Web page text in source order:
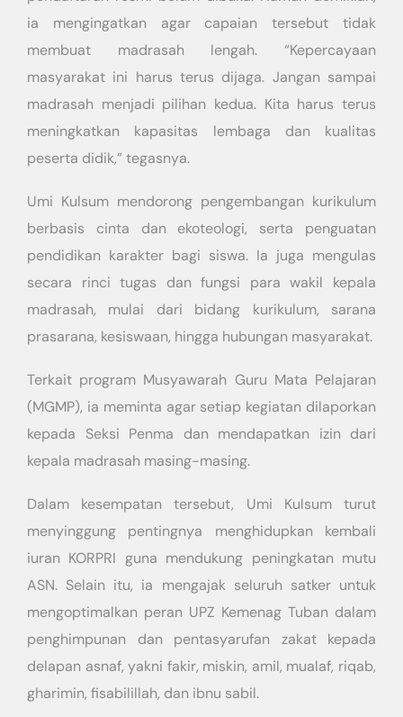
ia mengingatkan agar capaian tersebut tidak
membuat madrasah lengah. “Kepercayaan
masyarakat ini harus terus dijaga. Jangan sampai
madrasah menjadi pilihan kedua. Kita harus terus
meningkatkan kapasitas lembaga dan kualitas
peserta didik,” tegasnya.
Umi Kulsum mendorong pengembangan kurikulum
berbasis cinta dan ekoteologi, serta penguatan
pendidikan karakter bagi siswa. Ia juga mengulas
secara rinci tugas dan fungsi para wakil kepala
madrasah, mulai dari bidang kurikulum, sarana
prasarana, kesiswaan, hingga hubungan masyarakat.
Terkait program Musyawarah Guru Mata Pelajaran
(MGMP), ia meminta agar setiap kegiatan dilaporkan
kepada Seksi Penma dan mendapatkan izin dari
kepala madrasah masing-masing.
Dalam kesempatan tersebut, Umi Kulsum turut
menyinggung pentingnya menghidupkan kembali
iuran KORPRI guna mendukung peningkatan mutu
ASN. Selain itu, ia mengajak seluruh satker untuk
mengoptimalkan peran UPZ Kemenag Tuban dalam
penghimpunan dan pentasyarufan zakat kepada
delapan asnaf, yakni fakir, miskin, amil, mualaf, riqab,
gharimin, fisabilillah, dan ibnu sabil.